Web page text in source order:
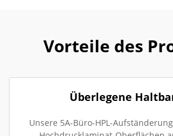
Vorteile des
Überlegene
Unsere 5A-Büro-HPL-